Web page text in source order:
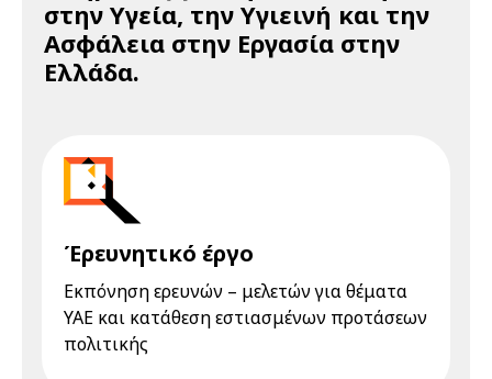
στην Υγεία, την Υγιεινή και την
Ασφάλεια στην Εργασία στην
Ελλάδα.
Έρευνητικό έργο
Εκπόνηση ερευνών – μελετών για θέματα
ΥΑΕ και κατάθεση εστιασμένων προτάσεων
πολιτικής